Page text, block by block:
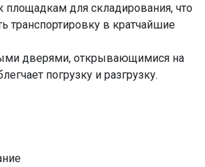
площадкам для складирования, что
транспортировку в кратчайшие
дверями, открывающимися на
погрузку и разгрузку.